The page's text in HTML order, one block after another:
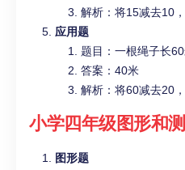
解析：将15减去10
应用题
题目：一根绳子长
答案：40米
解析：将60减去20
小学四年级图形和
图形题